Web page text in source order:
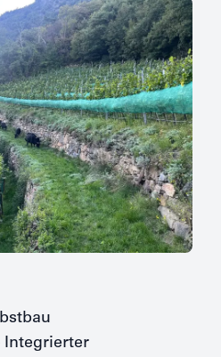
Integrierter